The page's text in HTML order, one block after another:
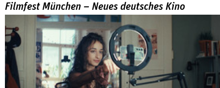
Filmfest München – Neues deutsches Kino